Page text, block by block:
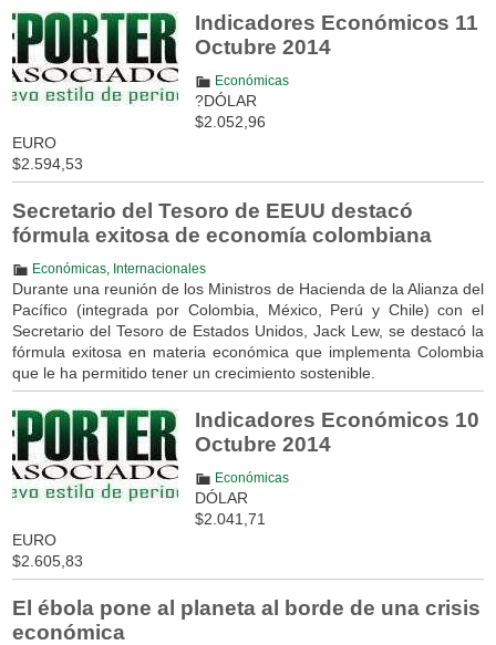
Indicadores Económicos 11
Octubre 2014
Económicas
?DÓLAR
$2.052,96
EURO
$2.594,53
Secretario del Tesoro de EEUU destacó
fórmula exitosa de economía colombiana
Económicas, Internacionales
Durante una reunión de los Ministros de Hacienda de la Alianza del
Pacífico (integrada por Colombia, México, Perú y Chile) con el
Secretario del Tesoro de Estados Unidos, Jack Lew, se destacó la
fórmula exitosa en materia económica que implementa Colombia
que le ha permitido tener un crecimiento sostenible.
Indicadores Económicos 10
Octubre 2014
Económicas
DÓLAR
$2.041,71
EURO
$2.605,83
El ébola pone al planeta al borde de una crisis
económica